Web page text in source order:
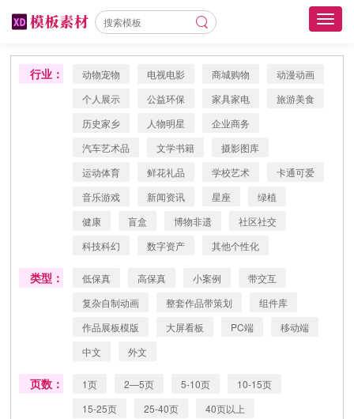
行业： 动物宠物 电视电影 商城购物
动漫动画
个人展示
公益环保 家具家电
旅游美食
历史家乡
人物明星
企业商务
汽车艺术品
文学书籍
摄影图库
运动体育
鲜花礼品 学校艺术
卡通可爱
音乐游戏
新闻资讯 星座
绿植
健康
盲盒 博物非遗
社区社交
科技科幻
数字资产 其他个性化
类型： 低保真 高保真 小案例
带交互
复杂自制动画
整套作品带策划
组件库
作品展板模版
大屏看板 PC端
移动端
中文
外文
页数： 1页 2—5页 5-10页
10-15页
15-25页
25-40页 40页以上